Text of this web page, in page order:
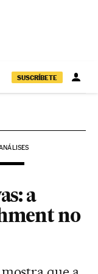
SUSCRÍBETE
a
no